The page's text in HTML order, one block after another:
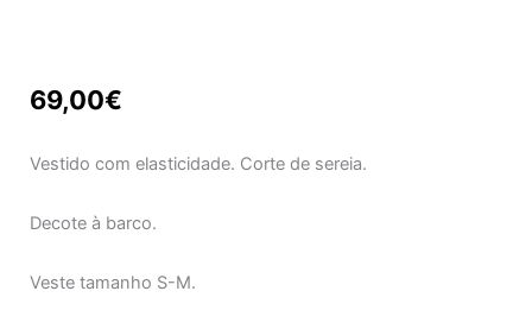
69,00€
Vestido com elasticidade. Corte de sereia.
Decote à barco.
Veste tamanho S-M.